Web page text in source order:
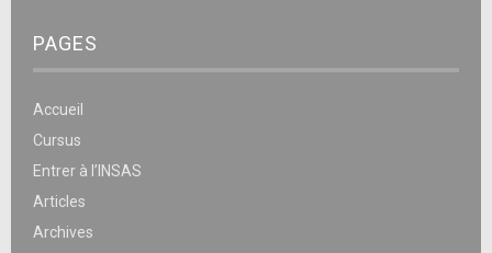
PAGES
Accueil
Cursus
Entrer à l’INSAS
Articles
Archives